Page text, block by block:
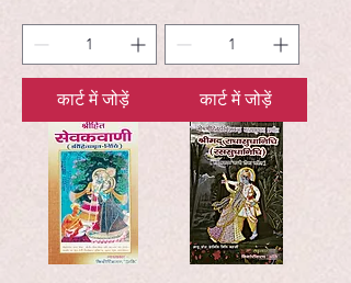
कार्ट में जोड़ें कार्ट में जोड़ें